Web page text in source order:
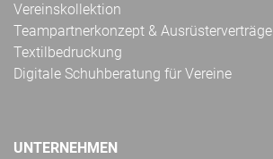
Vereinskollektion
Teampartnerkonzept & Ausrüsterverträge
Textilbedruckung
Digitale Schuhberatung für Vereine
UNTERNEHMEN